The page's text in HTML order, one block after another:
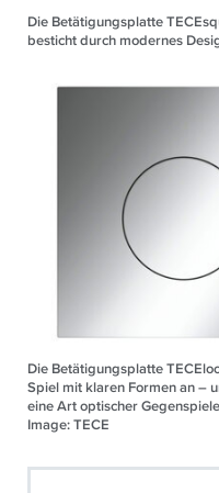
Die Betätigungsplatte
besticht durch modernes
Die Betätigungsplatte
Spiel mit klaren Formen an –
eine Art optischer
Image: TECE